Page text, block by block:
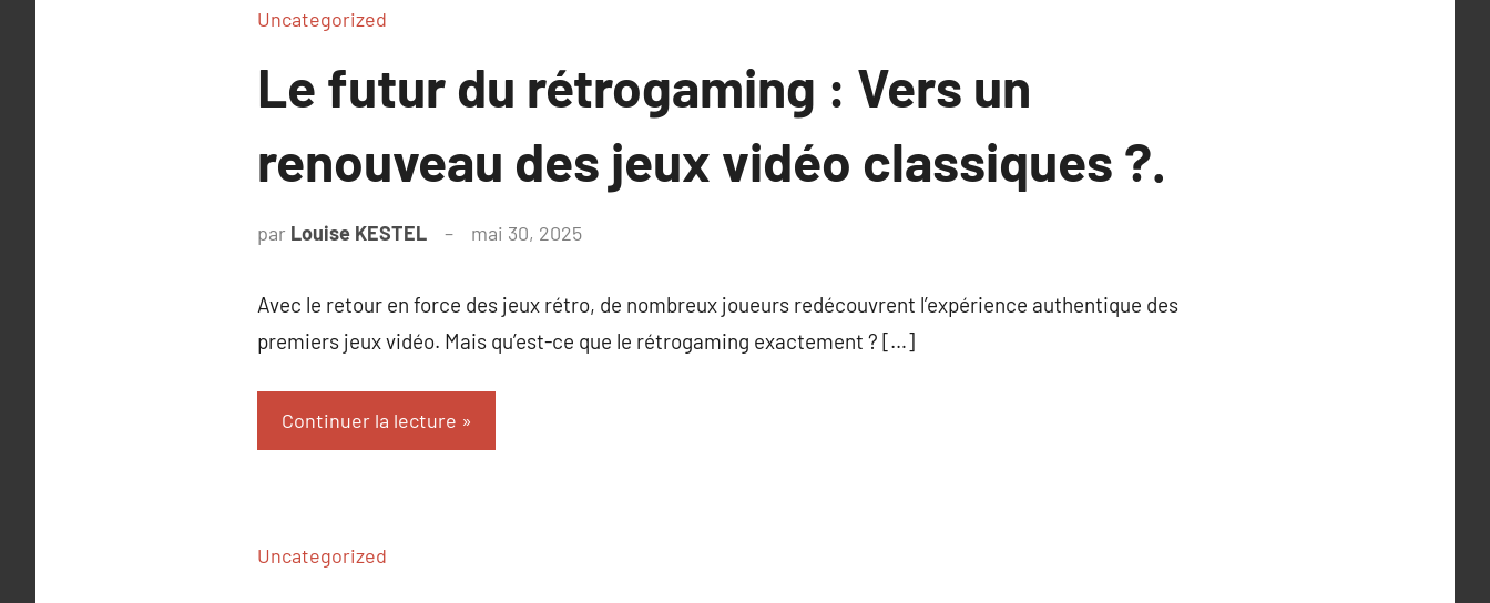
Uncategorized
Le futur du rétrogaming : Vers un
renouveau des jeux vidéo classiques ?.
par Louise KESTEL mai 30, 2025
Avec le retour en force des jeux rétro, de nombreux joueurs redécouvrent l’expérience authentique des
premiers jeux vidéo. Mais qu’est-ce que le rétrogaming exactement ? […]
Continuer la lecture
Uncategorized